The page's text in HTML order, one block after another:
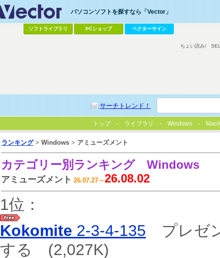
パソコンソフトを探すなら「Vector」
ソフトライブラリ PCショップ ベクターサイン
サーチトレンド！
ちょい読み!
トップ ライブラリ Windows
ランキング> Windows > アミューズメント
カテゴリー別ランキング Windows
アミューズメント 26.07.27～26.08.02
1位：
Kokomite 2-3-4-135 プレゼ
する (2,027K)